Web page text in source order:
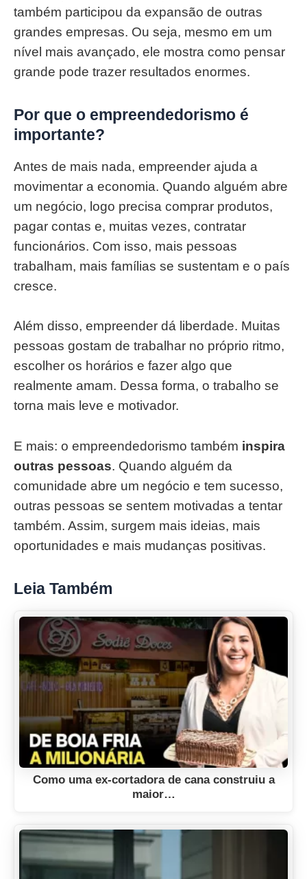
também participou da expansão de outras
grandes empresas. Ou seja, mesmo em um
nível mais avançado, ele mostra como pensar
grande pode trazer resultados enormes.
Por que o empreendedorismo é
importante?
Antes de mais nada, empreender ajuda a
movimentar a economia. Quando alguém abre
um negócio, logo precisa comprar produtos,
pagar contas e, muitas vezes, contratar
funcionários. Com isso, mais pessoas
trabalham, mais famílias se sustentam e o país
cresce.
Além disso, empreender dá liberdade. Muitas
pessoas gostam de trabalhar no próprio ritmo,
escolher os horários e fazer algo que
realmente amam. Dessa forma, o trabalho se
torna mais leve e motivador.
E mais: o empreendedorismo também inspira
outras pessoas. Quando alguém da
comunidade abre um negócio e tem sucesso,
outras pessoas se sentem motivadas a tentar
também. Assim, surgem mais ideias, mais
oportunidades e mais mudanças positivas.
Leia Também
Como uma ex-cortadora de cana construiu a
maior…